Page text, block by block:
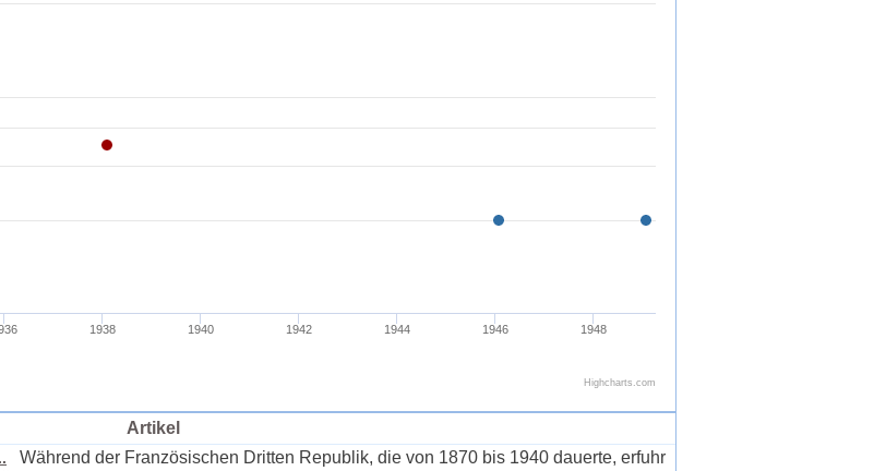
Artikel
Während der Französischen Dritten Republik, die von 1870 bis 1940 dauerte, erfuhr